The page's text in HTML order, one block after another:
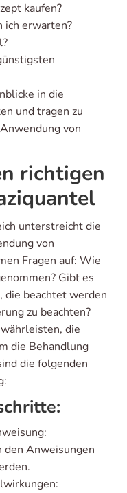
kaufen?
ich erwarten?
in die
und tragen zu
von
richtigen
unterstreicht die
von
Fragen auf: Wie
Gibt es
die beachtet werden
zu beachten?
die
die Behandlung
die folgenden
den Anweisungen